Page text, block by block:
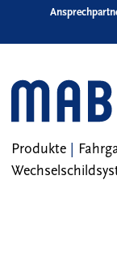
Skip to main
Produkte|